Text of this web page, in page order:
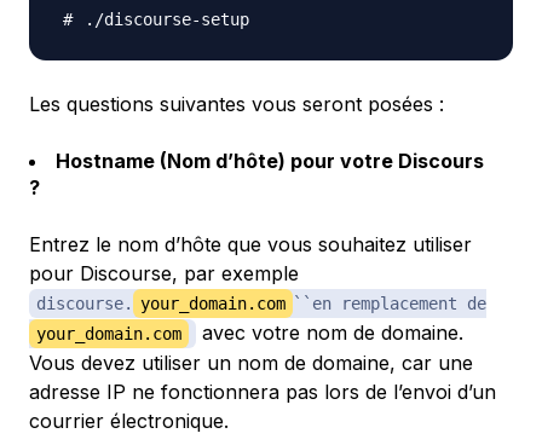
Les questions suivantes vous seront posées :
Hostname (Nom d’hôte) pour votre Discours
?
Entrez le nom d’hôte que vous souhaitez utiliser
pour Discourse, par exemple
discourse. your_domain.com ``en remplacement de
your_domain.com
avec votre nom de domaine.
Vous devez utiliser un nom de domaine, car une
adresse IP ne fonctionnera pas lors de l’envoi d’un
courrier électronique.